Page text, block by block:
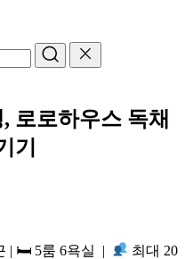
로로하우스 독채
기
| 🛏 5룸 6욕실 |
최대 20